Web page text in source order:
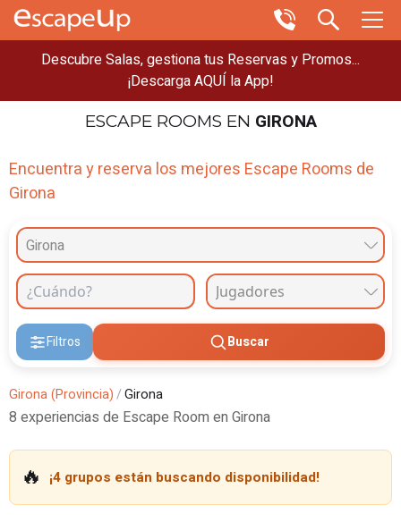
Descubre Salas, gestiona tus Reservas y Promos...
¡Descarga AQUÍ la App!
ESCAPE ROOMS EN GIRONA
Encuentra y reserva los mejores Escape Rooms de
Girona
Girona
Filtros Buscar
Girona (Provincia)/Girona
8 experiencias de Escape Room en Girona
🔥 ¡4 grupos están buscando disponibilidad!